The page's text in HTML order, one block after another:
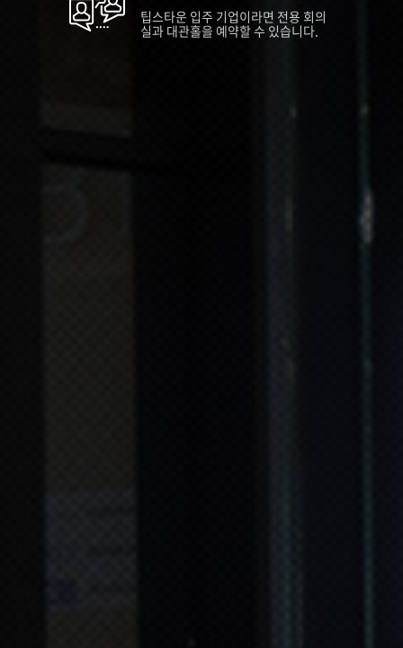
팁스타운 입주 기업이라면 전용 회의
실과 대관홀을 예약할 수 있습니다.